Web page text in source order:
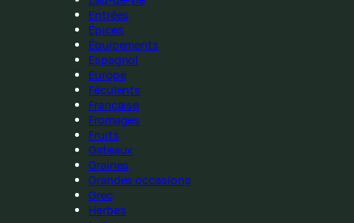
Entrées
Épices
Équipements
Espagnol
Europe
Féculents
Française
Fromages
Fruits
Gateaux
Graines
Grandes occasions
Grec
Herbes